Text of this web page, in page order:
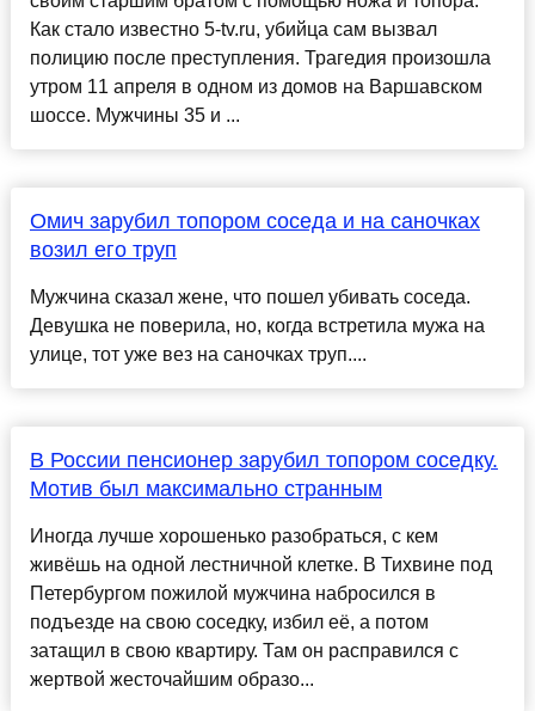
Как стало известно 5-tv.ru, убийца сам вызвал
полицию после преступления. Трагедия произошла
утром 11 апреля в одном из домов на Варшавском
шоссе. Мужчины 35 и ...
Омич зарубил топором соседа и на саночках
возил его труп
Мужчина сказал жене, что пошел убивать соседа.
Девушка не поверила, но, когда встретила мужа на
улице, тот уже вез на саночках труп....
В России пенсионер зарубил топором соседку.
Мотив был максимально странным
Иногда лучше хорошенько разобраться, с кем
живёшь на одной лестничной клетке. В Тихвине под
Петербургом пожилой мужчина набросился в
подъезде на свою соседку, избил её, а потом
затащил в свою квартиру. Там он расправился с
жертвой жесточайшим образо...